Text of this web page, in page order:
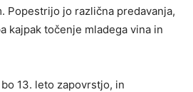
Popestrijo jo različna predavanja,
kajpak točenje mladega vina in
13. leto zapovrstjo, in